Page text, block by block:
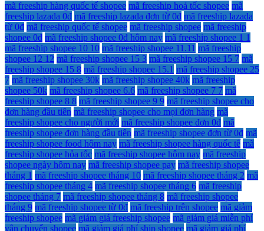
mã freeship hàng quốc tế shopee mã freeship hoả tốc shopee mã
freeship lazada 0đ mã freeship lazada đơn từ 0đ mã freeship lazada
từ 0đ mã freeship quốc tế shopee mã freeship shopee mã freeship
shopee 0đ mã freeship shopee 0đ hôm nay mã freeship shopee 1 1
mã freeship shopee 10 10 mã freeship shopee 11.11 mã freeship
shopee 12 12 mã freeship shopee 15 3 mã freeship shopee 15 7 mã
freeship shopee 15 8 mã freeship shopee 15.1 mã freeship shopee 25
7 mã freeship shopee 30k mã freeship shopee 40k mã freeship
shopee 50k mã freeship shopee 6.6 mã freeship shopee 7 7 mã
freeship shopee 8 8 mã freeship shopee 9 9 mã freeship shopee cho
đơn hàng đầu tiên mã freeship shopee cho mọi đơn hàng mã
freeship shopee cho người mới mã freeship shopee đơn 0đ mã
freeship shopee đơn hàng đầu tiên mã freeship shopee đơn từ 0đ mã
freeship shopee food hôm nay mã freeship shopee hàng quốc tế mã
freeship shopee hỏa tốc mã freeship shopee hôm nay mã freeship
shopee ngày hôm nay mã freeship shopee pay mã freeship shopee
tháng 1 mã freeship shopee tháng 10 mã freeship shopee tháng 2 mã
freeship shopee tháng 4 mã freeship shopee tháng 6 mã freeship
shopee tháng 7 mã freeship shopee tháng 8 mã freeship shopee
tháng 9 mã freeship shopee từ 0đ mã freeship trên shopee mã giảm
freeship shopee mã giảm giá freeship shopee mã giảm giá miễn phí
vận chuyển shopee mã giảm giá phí ship shopee mã giảm giá phí